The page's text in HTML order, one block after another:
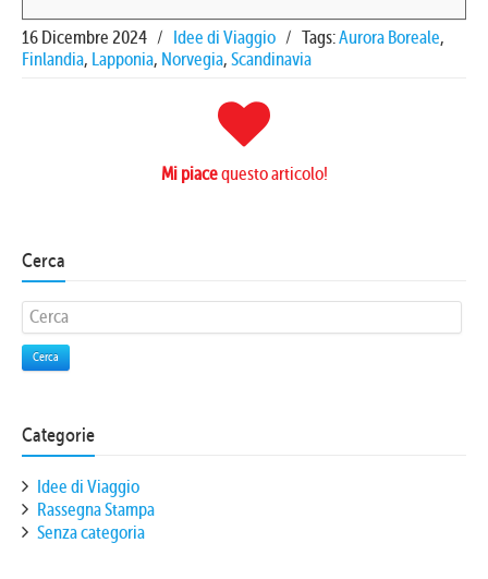
16 Dicembre 2024 / Idee di Viaggio / Tags:Aurora Boreale,
Finlandia, Lapponia, Norvegia, Scandinavia
Mi piacequesto articolo!
Cerca
Cerca
Categorie
Idee di Viaggio
Rassegna Stampa
Senza categoria